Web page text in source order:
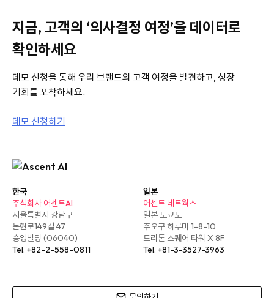
지금, 고객의 ‘의사결정 여정’을 데이터로
확인하세요
데모 신청을 통해 우리 브랜드의 고객 여정을 발견하고, 성장
기회를 포착하세요.
데모 신청하기
한국
주식회사 어센트AI
서울특별시 강남구
논현로149길 47
승영빌딩 (06040)
Tel. +82-2-558-0811
일본
어센트 네트웍스
일본 도쿄도
주오구 하루미 1-8-10
트리톤 스퀘어 타워 X 8F
Tel. +81-3-3527-3963